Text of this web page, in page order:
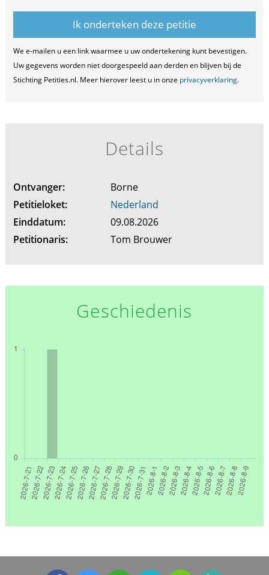
We e-mailen u een link waarmee u uw ondertekening kunt bevestigen.
Uw gegevens worden niet doorgespeeld aan derden en blijven bij de
Stichting Petities.nl. Meer hierover leest u in onze privacyverklaring.
Details
Ontvanger:
Borne
Petitieloket:
Nederland
Einddatum:
09.08.2026
Petitionaris:
Tom Brouwer
Geschiedenis